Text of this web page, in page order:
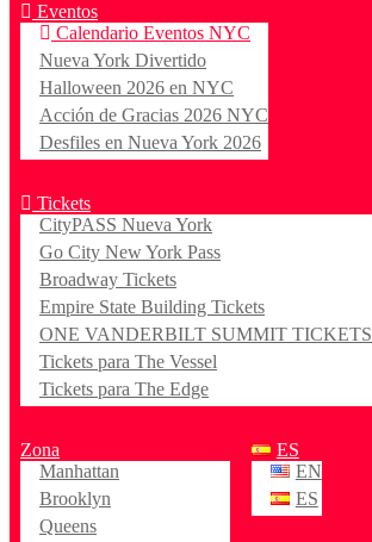
Eventos
Calendario Eventos NYC
Nueva York Divertido
Halloween 2026 en NYC
Acción de Gracias 2026 NYC
Desfiles en Nueva York 2026
Tickets
CityPASS Nueva York
Go City New York Pass
Broadway Tickets
Empire State Building Tickets
ONE VANDERBILT SUMMIT TICKETS
Tickets para The Vessel
Tickets para The Edge
Zona
Manhattan
Brooklyn
Queens
ES
EN
ES